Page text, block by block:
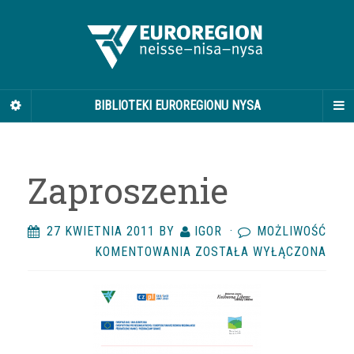
BIBLIOTEKI EUROREGIONU NYSA
Zaproszenie
27 KWIETNIA 2011 BY IGOR ·
MOŻLIWOŚĆ
KOMENTOWANIA ZAPROSZENIE
ZOSTAŁA WYŁĄCZONA